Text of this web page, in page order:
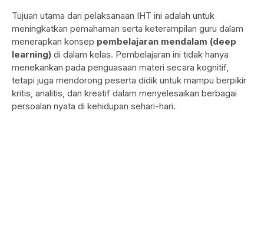
Tujuan utama dari pelaksanaan IHT ini adalah untuk
meningkatkan pemahaman serta keterampilan guru dalam
menerapkan konsep pembelajaran mendalam (deep
learning) di dalam kelas. Pembelajaran ini tidak hanya
menekankan pada penguasaan materi secara kognitif,
tetapi juga mendorong peserta didik untuk mampu berpikir
kritis, analitis, dan kreatif dalam menyelesaikan berbagai
persoalan nyata di kehidupan sehari-hari.